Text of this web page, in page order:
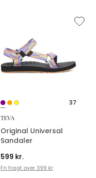
37
TEVA
Original Universal
Sandaler
599 kr.
Fri fragt over 399 kr